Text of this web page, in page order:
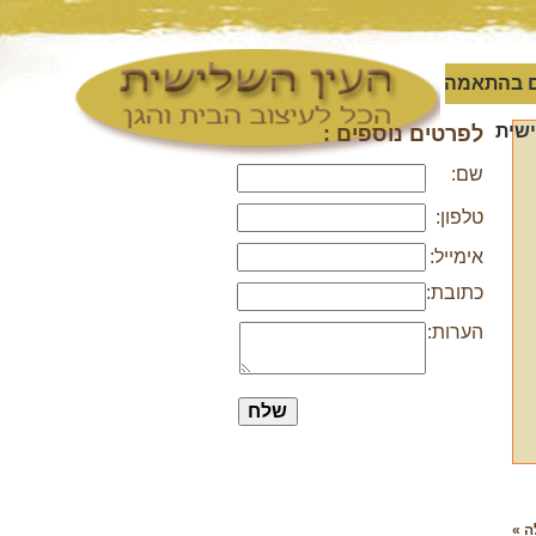
בהתאמה
לפרטים נוספים :
שם:
טלפון:
אימייל:
כתובת:
הערות:
»